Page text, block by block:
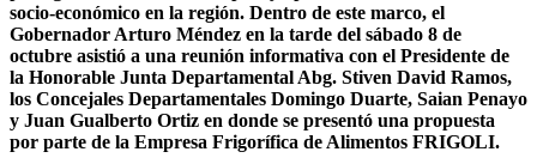
socio-económico en la región. Dentro de este marco, el
Gobernador Arturo Méndez en la tarde del sábado 8 de
octubre asistió a una reunión informativa con el Presidente de
la Honorable Junta Departamental Abg. Stiven David Ramos,
los Concejales Departamentales Domingo Duarte, Saian Penayo
y Juan Gualberto Ortiz en donde se presentó una propuesta
por parte de la Empresa Frigorífica de Alimentos FRIGOLI.